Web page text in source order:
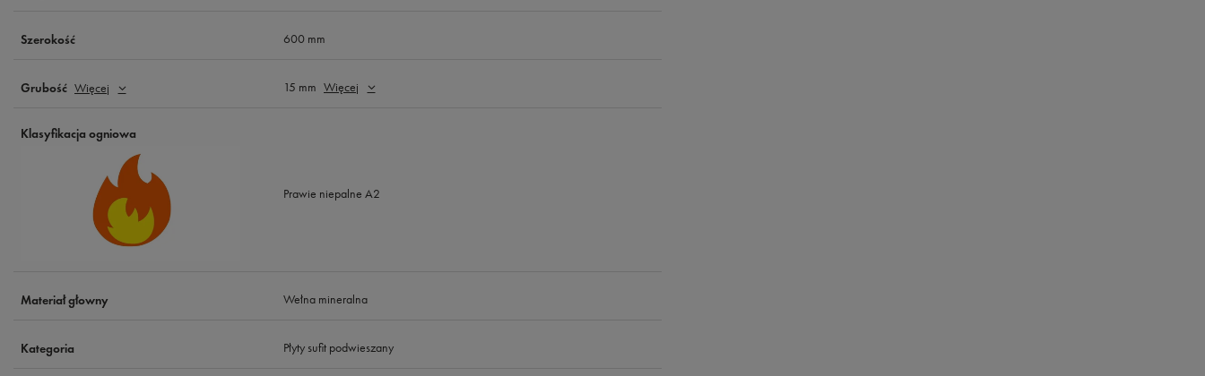
Szerokość 600 mm
Grubość Więcej 15 mm Więcej
Klasyfikacja ogniowa
Prawie niepalne A2
Materiał głowny Wełna mineralna
Kategoria Płyty sufit podwieszany